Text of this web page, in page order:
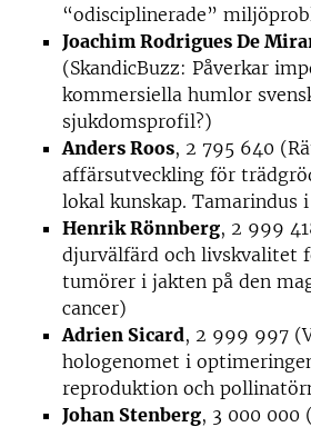
“odisciplinerade”
Joachim Rodrigues De
(SkandicBuzz: Påverkar
kommersiella humlor
sjukdomsprofil?)
Anders Roos, 2 795 640
affärsutveckling för
lokal kunskap. Tamarindus
Henrik Rönnberg, 2 999
djurvälfärd och livskvalitet
tumörer i jakten på den
cancer)
Adrien Sicard, 2 999 997
hologenomet i
reproduktion och
Johan Stenberg, 3 000 000